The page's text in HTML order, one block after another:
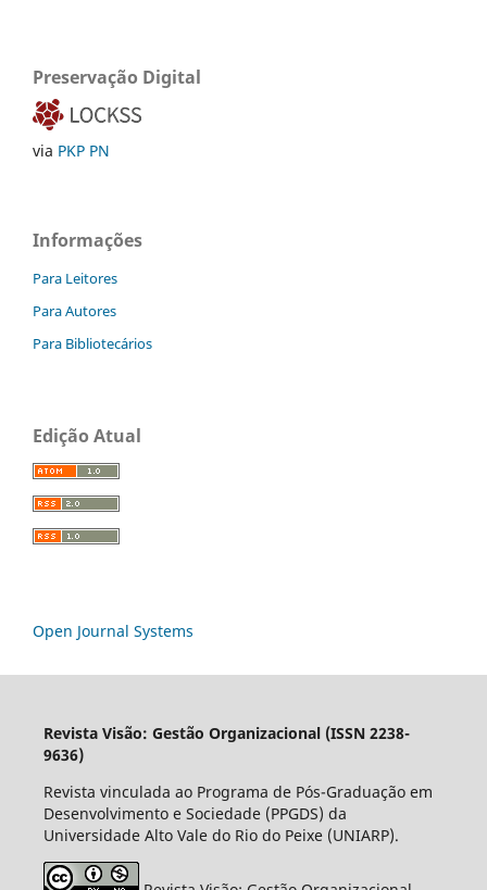
Preservação Digital
via PKP PN
Informações
Para Leitores
Para Autores
Para Bibliotecários
Edição Atual
Open Journal Systems
Revista Visão: Gestão Organizacional (ISSN 2238-
9636)
Revista vinculada ao Programa de Pós-Graduação em
Desenvolvimento e Sociedade (PPGDS) da
Universidade Alto Vale do Rio do Peixe (UNIARP).